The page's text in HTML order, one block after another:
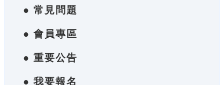
● 常見問題
● 會員專區
● 重要公告
● 我要報名